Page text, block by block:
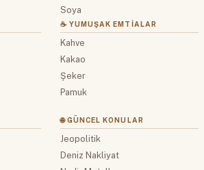
Soya
☕ YUMUŞAK EMTIALAR
Kahve
Kakao
Şeker
Pamuk
🌐 GÜNCEL KONULAR
Jeopolitik
Deniz Nakliyat